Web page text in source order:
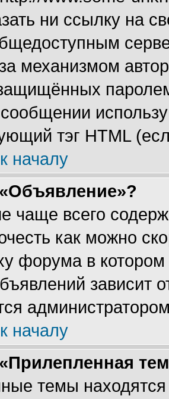
ни ссылку на
механизмом
тэг HTML
началу
чаще всего
как можно
форума в
зависит
началу
темы